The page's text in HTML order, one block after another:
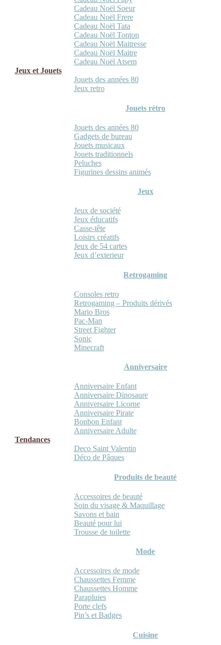
Cadeau Noël Soeur
Cadeau Noël Frere
Cadeau Noël Tata
Cadeau Noël Tonton
Cadeau Noël Maitresse
Cadeau Noël Maitre
Cadeau Noël Atsem
Jeux et Jouets
Jouets des années 80
Jeux retro
Jouets rétro
Jouets des années 80
Gadgets de bureau
Jouets musicaux
Jouets traditionnels
Peluches
Figurines dessins animés
Jeux
Jeux de société
Jeux éducatifs
Casse-tête
Loisirs créatifs
Jeux de 54 cartes
Jeux d’exterieur
Retrogaming
Consoles retro
Retrogaming – Produits dérivés
Mario Bros
Pac-Man
Street Fighter
Sonic
Minecraft
Anniversaire
Anniversaire Enfant
Anniversaire Dinosaure
Anniversaire Licorne
Anniversaire Pirate
Bonbon Enfant
Anniversaire Adulte
Tendances
Deco Saint Valentin
Déco de Pâques
Produits de beauté
Accessoires de beauté
Soin du visage & Maquillage
Savons et bain
Beauté pour lui
Trousse de toilette
Mode
Accessoires de mode
Chaussettes Femme
Chaussettes Homme
Parapluies
Porte clefs
Pin’s et Badges
Cuisine